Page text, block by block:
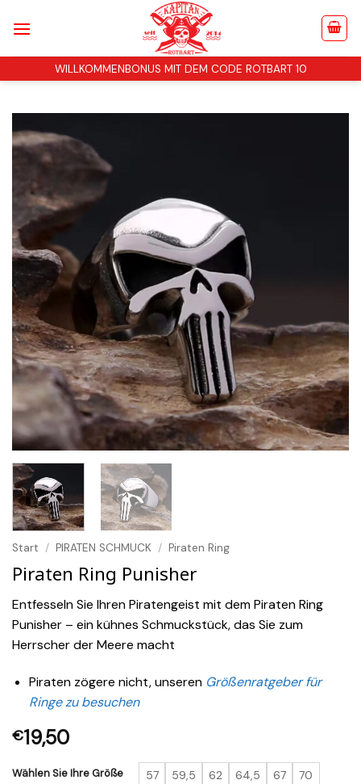
Inhalt
WILLKOMMENBONUS MIT DEM CODE ROTBART 10
Start / PIRATEN SCHMUCK / Piraten Ring
Piraten Ring Punisher
Entfesseln Sie Ihren Piratengeist mit dem Piraten Ring
Punisher – ein kühnes Schmuckstück, das Sie zum
Herrscher der Meere macht
Piraten zögere nicht, unserenGrößenratgeber für
Ringe zu besuchen
€19,50
Wählen Sie Ihre Größe 57 59,5 62 64,5 67 70